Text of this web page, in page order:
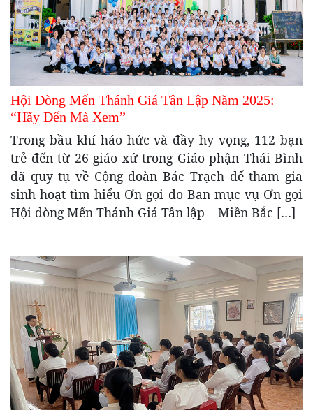
Hội Dòng Mến Thánh Giá Tân Lập Năm 2025:
“Hãy Đến Mà Xem”
Trong bầu khí háo hức và đầy hy vọng, 112 bạn
trẻ đến từ 26 giáo xứ trong Giáo phận Thái Bình
đã quy tụ về Cộng đoàn Bác Trạch để tham gia
sinh hoạt tìm hiểu Ơn gọi do Ban mục vụ Ơn gọi
Hội dòng Mến Thánh Giá Tân lập – Miền Bắc […]